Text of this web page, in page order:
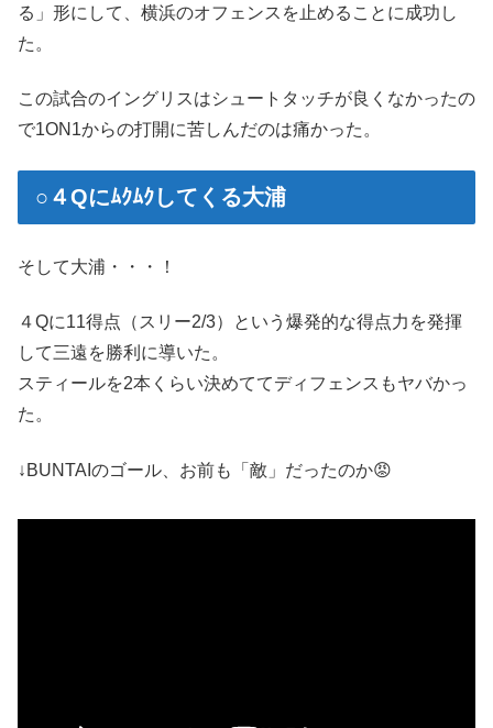
る」形にして、横浜のオフェンスを止めることに成功し
た。
この試合のイングリスはシュートタッチが良くなかったの
で1ON1からの打開に苦しんだのは痛かった。
○４Qにﾑｸﾑｸしてくる大浦
そして大浦・・・！
４Qに11得点（スリー2/3）という爆発的な得点力を発揮
して三遠を勝利に導いた。
スティールを2本くらい決めててディフェンスもヤバかっ
た。
↓BUNTAIのゴール、お前も「敵」だったのか😡